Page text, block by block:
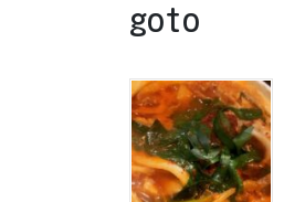
goto